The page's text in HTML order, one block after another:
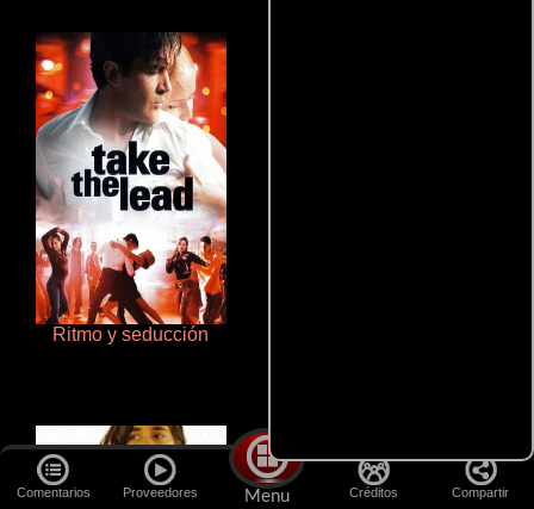
Comentarios Proveedores Menu Créditos Compartir
Ritmo y seducción